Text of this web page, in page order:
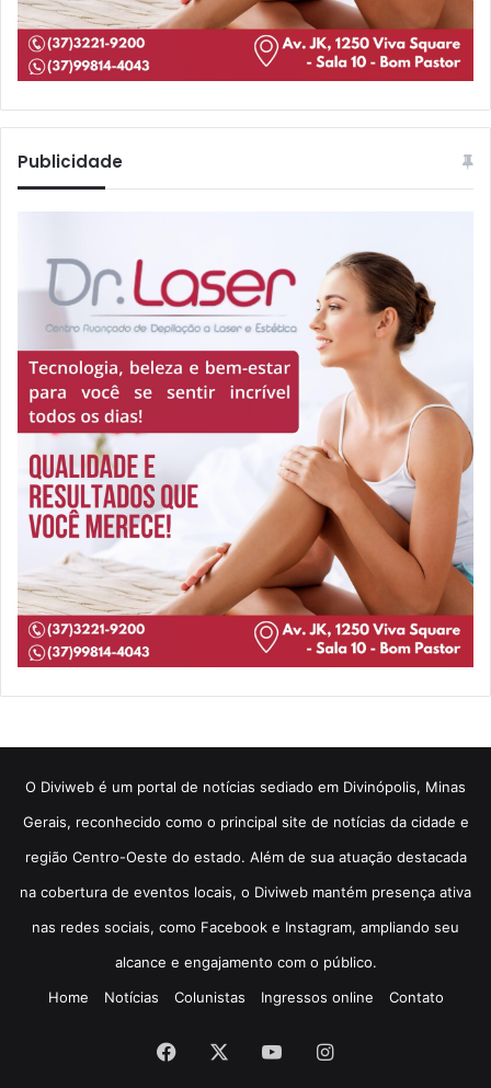
Publicidade
​O Diviweb é um portal de notícias sediado em Divinópolis, Minas
Gerais, reconhecido como o principal site de notícias da cidade e
região Centro-Oeste do estado. Além de sua atuação destacada
na cobertura de eventos locais, o Diviweb mantém presença ativa
nas redes sociais, como Facebook e Instagram, ampliando seu
alcance e engajamento com o público.
Home
Notícias Colunistas Ingressos online Contato
Facebook YouTubeInstagram